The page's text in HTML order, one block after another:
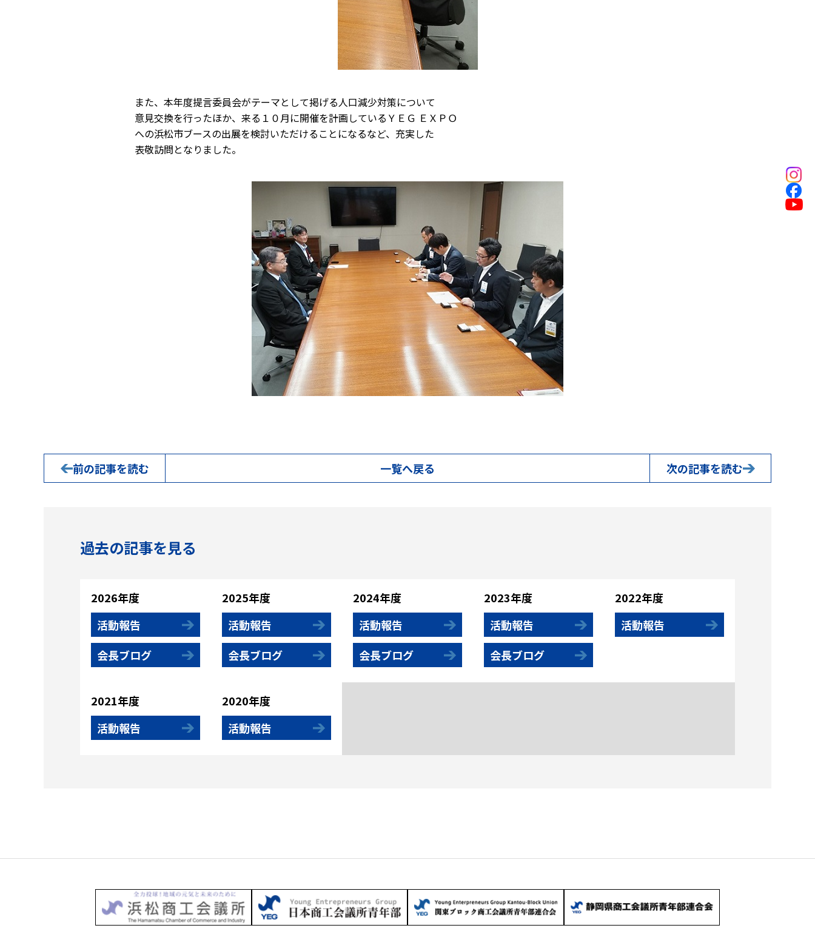
また、本年度提言委員会がテーマとして掲げる人口減少対策について
意見交換を行ったほか、来る１０月に開催を計画しているＹＥＧ ＥＸＰＯ
への浜松市ブースの出展を検討いただけることになるなど、充実した
表敬訪問となりました。
前の記事を読む 一覧へ戻る 次の記事を読む
過去の記事を見る
2026年度
活動報告
会長ブログ
2025年度
活動報告
会長ブログ
2024年度
活動報告
会長ブログ
2023年度
活動報告
会長ブログ
2022年度
活動報告
2021年度
活動報告
2020年度
活動報告